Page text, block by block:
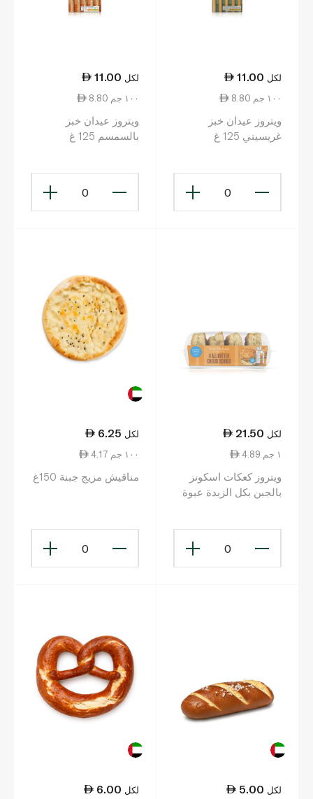
11.00 لكل
8.80 ١٠٠ جم
ويتروز عيدان خبز
غريسيني 125 غ
0
11.00 لكل
8.80 ١٠٠ جم
ويتروز عيدان خبز
بالسمسم 125 غ
0
21.50 لكل
4.89 ١ جم
ويتروز كعكات اسكونز
بالجبن بكل الزبدة عبوة
0
6.25 لكل
4.17 ١٠٠ جم
مناقيش مزيج جبنة 150غ
0
5.00 لكل
6.00 لكل